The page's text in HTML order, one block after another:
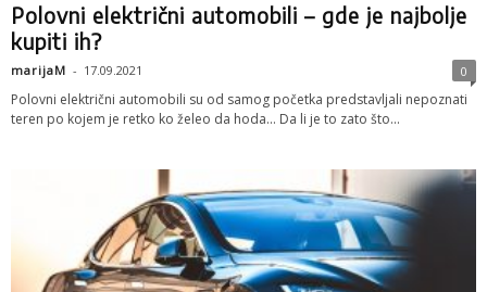
Polovni električni automobili – gde je najbolje
kupiti ih?
marijaM - 17.09.2021 0
Polovni električni automobili su od samog početka predstavljali nepoznati
teren po kojem je retko ko želeo da hoda... Da li je to zato što...